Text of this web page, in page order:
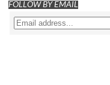
FOLLOW BY EMAIL